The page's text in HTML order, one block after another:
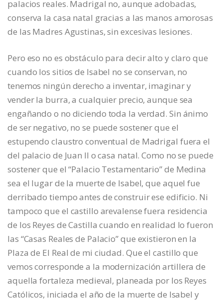
palacios reales. Madrigal no, aunque adobadas,
conserva la casa natal gracias a las manos amorosas
de las Madres Agustinas, sin excesivas lesiones.
Pero eso no es obstáculo para decir alto y claro que
cuando los sitios de Isabel no se conservan, no
tenemos ningún derecho a inventar, imaginar y
vender la burra, a cualquier precio, aunque sea
engañando o no diciendo toda la verdad. Sin ánimo
de ser negativo, no se puede sostener que el
estupendo claustro conventual de Madrigal fuera el
del palacio de Juan II o casa natal. Como no se puede
sostener que el “Palacio Testamentario” de Medina
sea el lugar de la muerte de Isabel, que aquel fue
derribado tiempo antes de construir ese edificio. Ni
tampoco que el castillo arevalense fuera residencia
de los Reyes de Castilla cuando en realidad lo fueron
las “Casas Reales de Palacio” que existieron en la
Plaza de El Real de mi ciudad. Que el castillo que
vemos corresponde a la modernización artillera de
aquella fortaleza medieval, planeada por los Reyes
Católicos, iniciada el año de la muerte de Isabel y